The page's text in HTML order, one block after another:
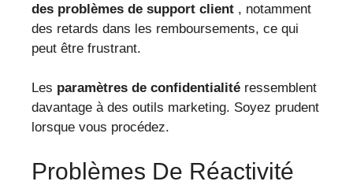
des problèmes de support client , notamment
des retards dans les remboursements, ce qui
peut être frustrant.
Les paramètres de confidentialité ressemblent
davantage à des outils marketing. Soyez prudent
lorsque vous procédez.
Problèmes De Réactivité